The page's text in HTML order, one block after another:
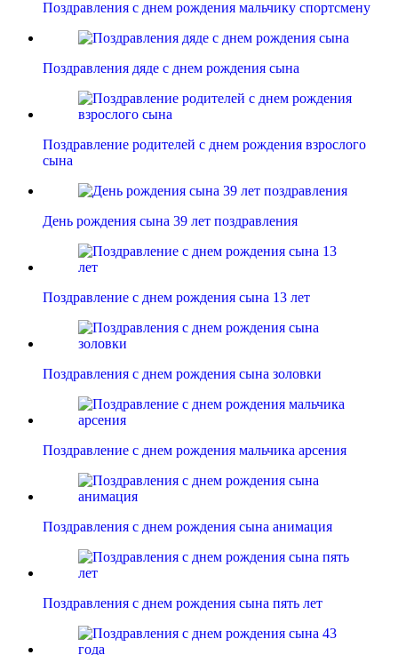
Поздравления с днем рождения мальчику спортсмену
Поздравления дяде с днем рождения сына
Поздравление родителей с днем рождения взрослого
сына
День рождения сына 39 лет поздравления
Поздравление с днем рождения сына 13 лет
Поздравления с днем рождения сына золовки
Поздравление с днем рождения мальчика арсения
Поздравления с днем рождения сына анимация
Поздравления с днем рождения сына пять лет